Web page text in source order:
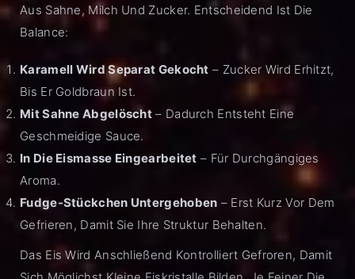
Aus Sahne, Milch Und Zucker. Entscheidend Ist Die
Balance:
Karamell Wird Separat Gekocht – Zucker Wird Erhitzt,
Bis Er Goldbraun Ist.
Mit Sahne Abgelöscht – Dadurch Entsteht Eine
Geschmeidige Sauce.
In Die Eismasse Eingearbeitet – Für Durchgängiges
Aroma.
Fudge-Stückchen Untergehoben – Erst Kurz Vor Dem
Gefrieren, Damit Sie Ihre Struktur Behalten.
Das Eis Wird Anschließend Kontrolliert Gefroren, Damit